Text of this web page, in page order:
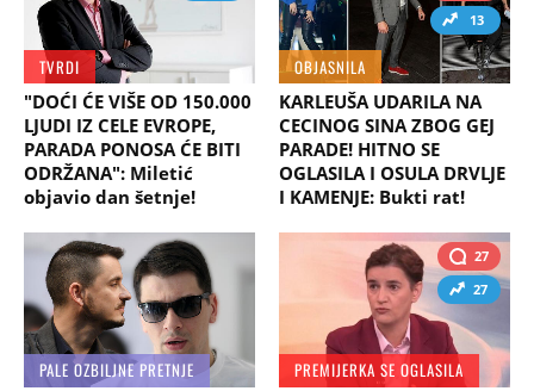
TVRDI
"DOĆI ĆE VIŠE OD 150.000
LJUDI IZ CELE EVROPE,
PARADA PONOSA ĆE BITI
ODRŽANA": Miletić
objavio dan šetnje!
13
OBJASNILA
KARLEUŠA UDARILA NA
CECINOG SINA ZBOG GEJ
PARADE! HITNO SE
OGLASILA I OSULA DRVLJE
I KAMENJE: Bukti rat!
PALE OZBILJNE PRETNJE
27
27
PREMIJERKA SE OGLASILA